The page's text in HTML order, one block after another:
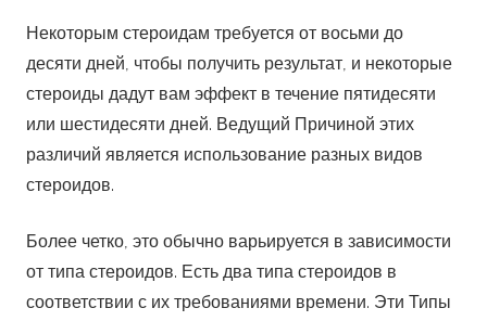
Некоторым стероидам требуется от восьми до
десяти дней, чтобы получить результат, и некоторые
стероиды дадут вам эффект в течение пятидесяти
или шестидесяти дней. Ведущий Причиной этих
различий является использование разных видов
стероидов.
Более четко, это обычно варьируется в зависимости
от типа стероидов. Есть два типа стероидов в
соответствии с их требованиями времени. Эти Типы